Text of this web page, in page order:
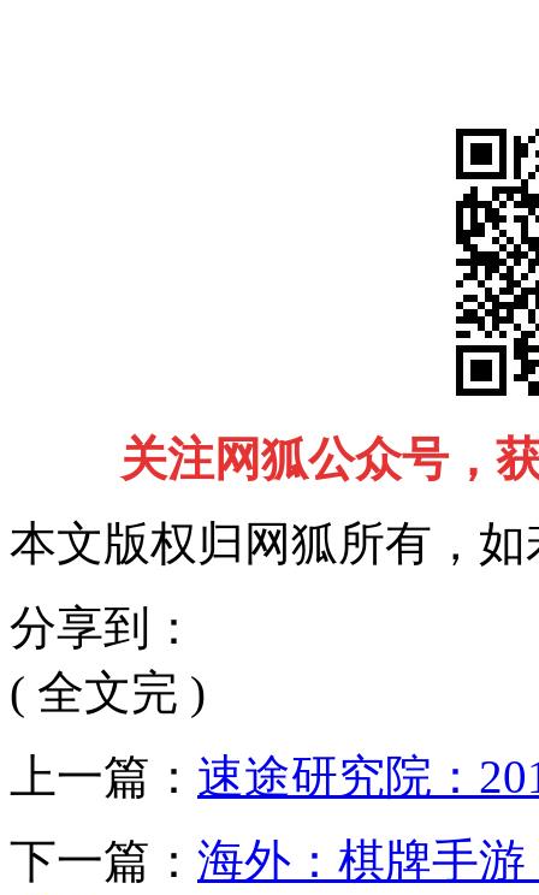
关注网狐公众号，
本文版权归网狐所有，
分享到：
( 全文完 )
上一篇： 速途研究院：
下一篇： 海外：棋牌手